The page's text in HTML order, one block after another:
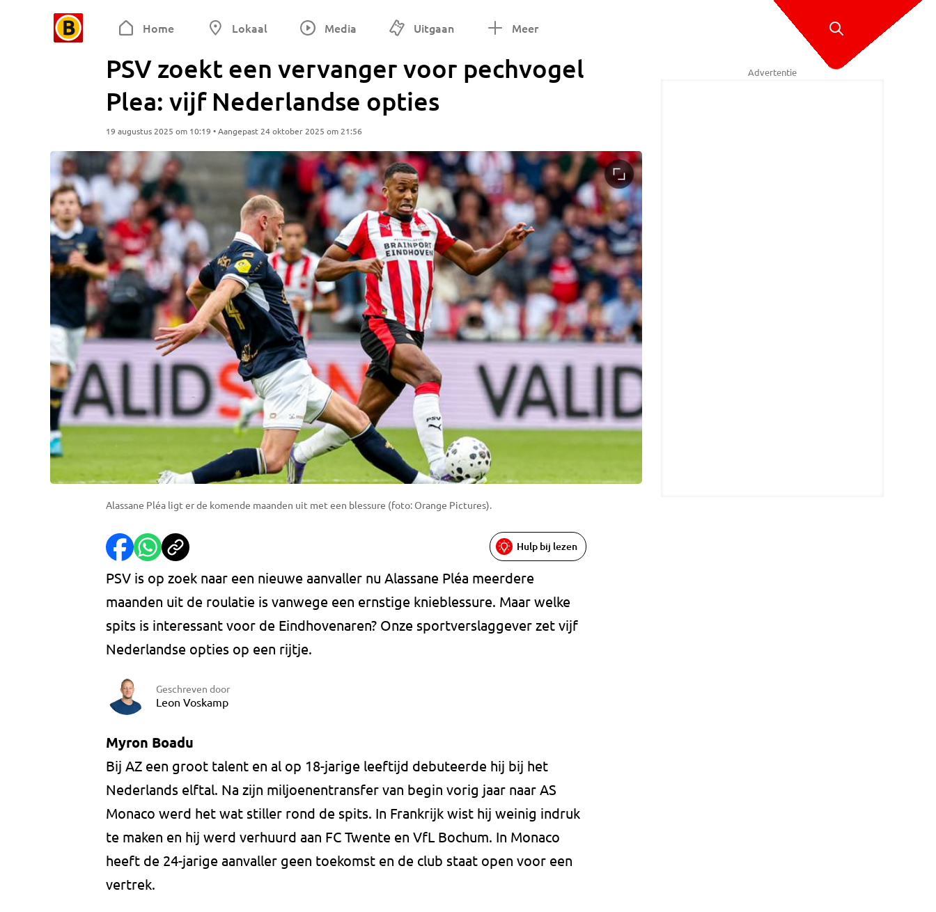
Home Lokaal Media Uitgaan Meer
PSV zoekt een vervanger voor pechvogel
Plea: vijf Nederlandse opties
19 augustus 2025 om 10:19 • Aangepast 24 oktober 2025 om 21:56
Alassane Pléa ligt er de komende maanden uit met een blessure (foto: Orange Pictures).
Hulp bij lezen
PSV is op zoek naar een nieuwe aanvaller nu Alassane Pléa meerdere
maanden uit de roulatie is vanwege een ernstige knieblessure. Maar welke
spits is interessant voor de Eindhovenaren? Onze sportverslaggever zet vijf
Nederlandse opties op een rijtje.
Geschreven door
Leon Voskamp
Myron Boadu
Bij AZ een groot talent en al op 18-jarige leeftijd debuteerde hij bij het
Nederlands elftal. Na zijn miljoenentransfer van begin vorig jaar naar AS
Monaco werd het wat stiller rond de spits. In Frankrijk wist hij weinig indruk
te maken en hij werd verhuurd aan FC Twente en VfL Bochum. In Monaco
heeft de 24-jarige aanvaller geen toekomst en de club staat open voor een
vertrek.
Advertentie